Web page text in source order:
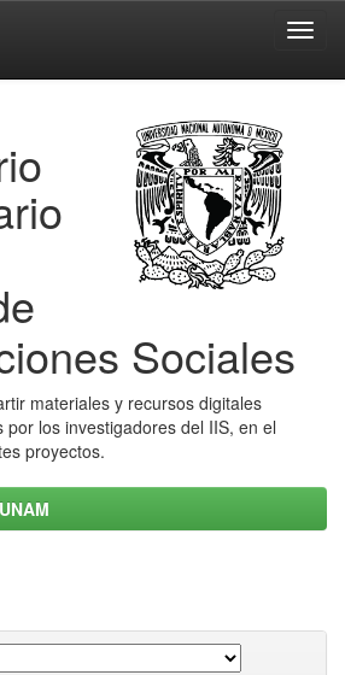
Sociales
materiales y recursos digitales
los investigadores del IIS, en el
proyectos.